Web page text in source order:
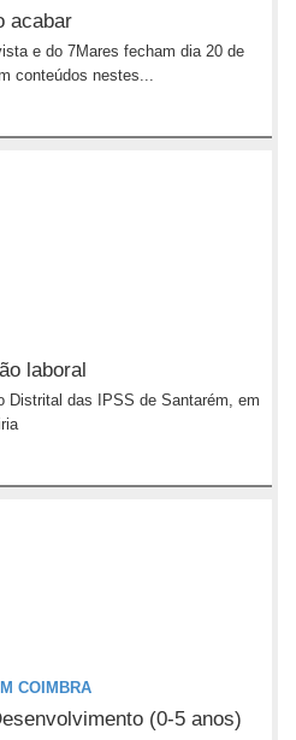
acabar
e do 7Mares fecham dia 20 de
conteúdos nestes...
laboral
Distrital das IPSS de Santarém, em
COIMBRA
(0-5 anos)